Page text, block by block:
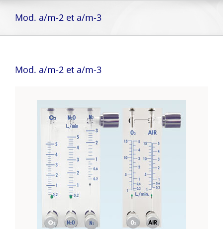
Mod. a/m-2 et a/m-3
Mod. a/m-2 et a/m-3